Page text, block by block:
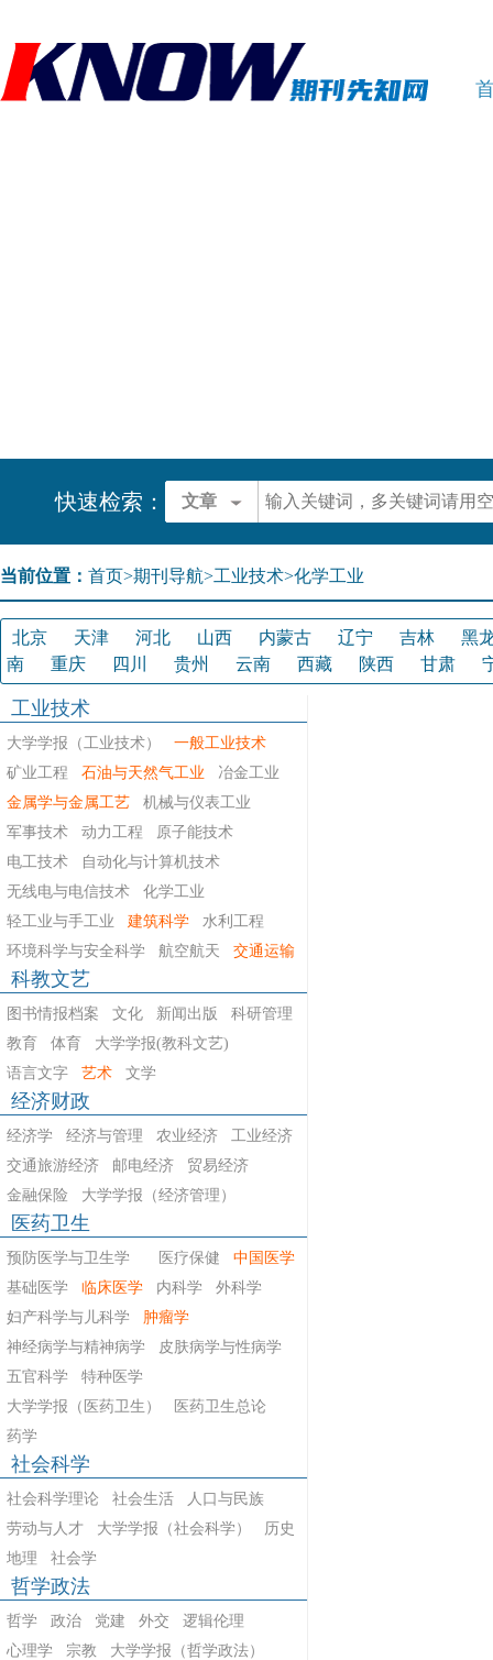
快速检索： 文章
当前位置： 首页>期刊导航>工业技术>化学工业
北京 天津 河北 山西 内蒙古 辽宁 吉林
黑
南
重庆 四川 贵州 云南 西藏 陕西 甘肃
工业技术
大学学报（工业技术）
一般工业技术
矿业工程
石油与天然气工业
冶金工业
金属学与金属工艺
机械与仪表工业
军事技术
动力工程
原子能技术
电工技术
自动化与计算机技术
无线电与电信技术
化学工业
轻工业与手工业
建筑科学
水利工程
环境科学与安全科学
航空航天 交通运输
科教文艺
图书情报档案 文化 新闻出版
科研管理
教育
体育
大学学报(教科文艺)
语言文字
艺术 文学
经济财政
经济学 经济与管理 农业经济
工业经济
交通旅游经济
邮电经济
贸易经济
金融保险
大学学报（经济管理）
医药卫生
预防医学与卫生学 医疗保健
中国医学
基础医学
临床医学 内科学
外科学
妇产科学与儿科学
肿瘤学
神经病学与精神病学
皮肤病学与性病学
五官科学
特种医学
大学学报（医药卫生）
医药卫生总论
药学
社会科学
社会科学理论 社会生活
人口与民族
劳动与人才
大学学报（社会科学）
历史
地理
社会学
哲学政法
哲学 政治 党建 外交
逻辑伦理
心理学
宗教
大学学报（哲学政法）